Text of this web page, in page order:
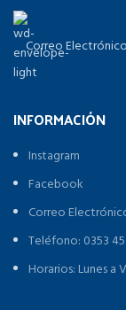
Correo
INFORMACIÓN
Instagram
Facebook
Correo
Teléfono: 0353
Horarios: Lunes a